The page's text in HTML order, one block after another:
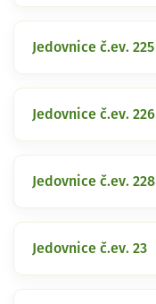
Jedovnice č.ev. 225
Jedovnice č.ev. 226
Jedovnice č.ev. 228
Jedovnice č.ev. 23